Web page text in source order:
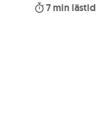
7min lästid